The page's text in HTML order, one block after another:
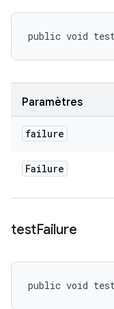
public void
Paramètres
failure
Failure
testFailure
public void